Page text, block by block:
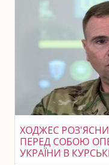
ХОДЖЕС
ПЕРЕД СОБОЮ
УКРАЇНИ В